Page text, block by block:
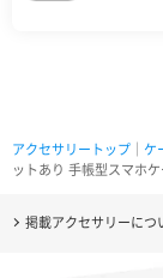
アクセサリートップ ケ
ットあり 手帳型スマホケ
掲載アクセサリーにつ